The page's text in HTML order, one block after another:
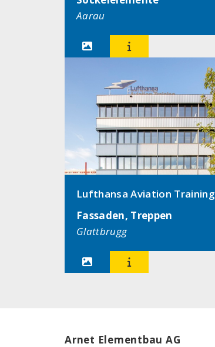
Aarau
 
Lufthansa Aviation Training
Fassaden, Treppen
Glattbrugg
 
Arnet Elementbau AG